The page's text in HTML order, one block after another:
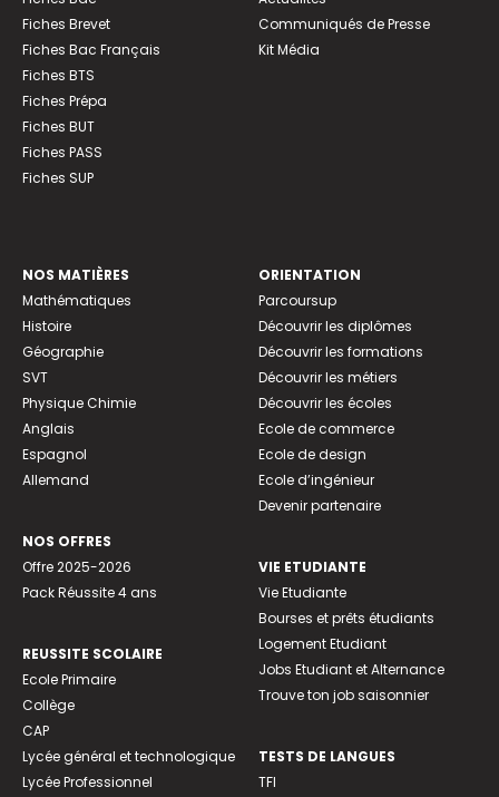
Fiches Brevet
Fiches Bac Français
Fiches BTS
Fiches Prépa
Fiches BUT
Fiches PASS
Fiches SUP
Communiqués de Presse
Kit Média
NOS MATIÈRES
Mathématiques
Histoire
Géographie
SVT
Physique Chimie
Anglais
Espagnol
Allemand
NOS OFFRES
Offre 2025-2026
Pack Réussite 4 ans
REUSSITE SCOLAIRE
Ecole Primaire
Collège
CAP
Lycée général et technologique
Lycée Professionnel
ORIENTATION
Parcoursup
Découvrir les diplômes
Découvrir les formations
Découvrir les métiers
Découvrir les écoles
Ecole de commerce
Ecole de design
Ecole d’ingénieur
Devenir partenaire
VIE ETUDIANTE
Vie Etudiante
Bourses et prêts étudiants
Logement Etudiant
Jobs Etudiant et Alternance
Trouve ton job saisonnier
TESTS DE LANGUES
TFI